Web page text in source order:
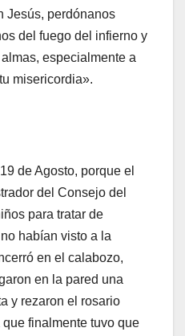
Jesús, perdónanos
del fuego del infierno y
especialmente a
misericordia».
de Agosto, porque el
del Consejo del
para tratar de
habían visto a la
en el calabozo,
en la pared una
y rezaron el rosario
finalmente tuvo que